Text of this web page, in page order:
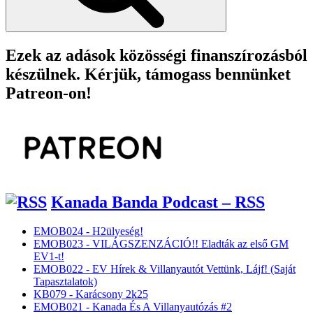
Ezek az adások közösségi finanszírozásból
készülnek. Kérjük, támogass bennünket
Patreon-on!
Kanada Banda Podcast – RSS
EMOB024 - H2ülyeség!
EMOB023 - VILÁGSZENZÁCIÓ!! Eladták az első GM
EV1-t!
EMOB022 - EV Hírek & Villanyautót Vettünk, Lájf! (Saját
Tapasztalatok)
KB079 - Karácsony 2k25
EMOB021 - Kanada És A Villanyautózás #2